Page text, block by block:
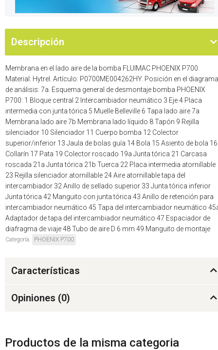
Descripción
Membrana en el lado aire de la bomba FLUIMAC PHOENIX P700.
Material: Hytrel. Artículo: P0700ME004262HY. Posición en el diagrama
de análisis: 7a. Esquema general de desmontaje bomba PHOENIX
P700: 1 Bloque central 2 Intercambiador neumático 3 Eje 4 Placa
intermedia con junta tórica 5 Muelle Belleville 6 Tapa lado aire 7a
Membrana lado aire 7b Membrana lado líquido 8 Tapón 9 Rejilla
silenciador 10 Silenciador 11 Cuerpo bomba 12 Colector
superior/inferior 13 Jaula de bolas guía 14 Bola 15 Asiento de bola 16
Collarín 17 Pata 19 Colector roscado 19a Junta tórica 21 Carcasa
roscada 21a Junta tórica 21b Tuerca 22 Placa intermedia atornillable
23 Rejilla silenciador atornillable 24 Aire atornillable tapa del
intercambiador 32 Anillo de sellado superior 33 Junta tórica inferior
Junta tórica 42 Manguito con junta tórica 43 Anillo de retención para
intercambiador neumático 45 Tapa del intercambiador neumático
Adaptador de tapa del intercambiador neumático 47 Espaciador de
diafragma de viaje 48 Tubo de aire D 6 mm 49 Manguito de montaje
Categoría: PHOENIX P700
Características
Opiniones (0)
Productos de la misma categoria